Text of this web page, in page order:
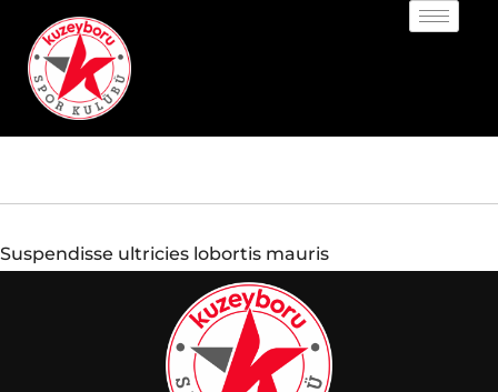
Suspendisse ultricies lobortis mauris